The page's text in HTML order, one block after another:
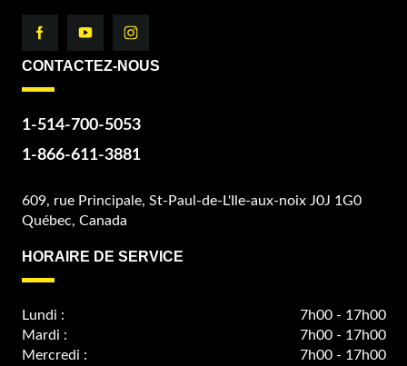
CONTACTEZ-NOUS
1-514-700-5053
1-866-611-3881
609, rue Principale, St-Paul-de-L'Ile-aux-noix J0J 1G0
Québec, Canada
HORAIRE DE SERVICE
Lundi :
7h00 - 17h00
Mardi :
7h00 - 17h00
Mercredi :
7h00 - 17h00